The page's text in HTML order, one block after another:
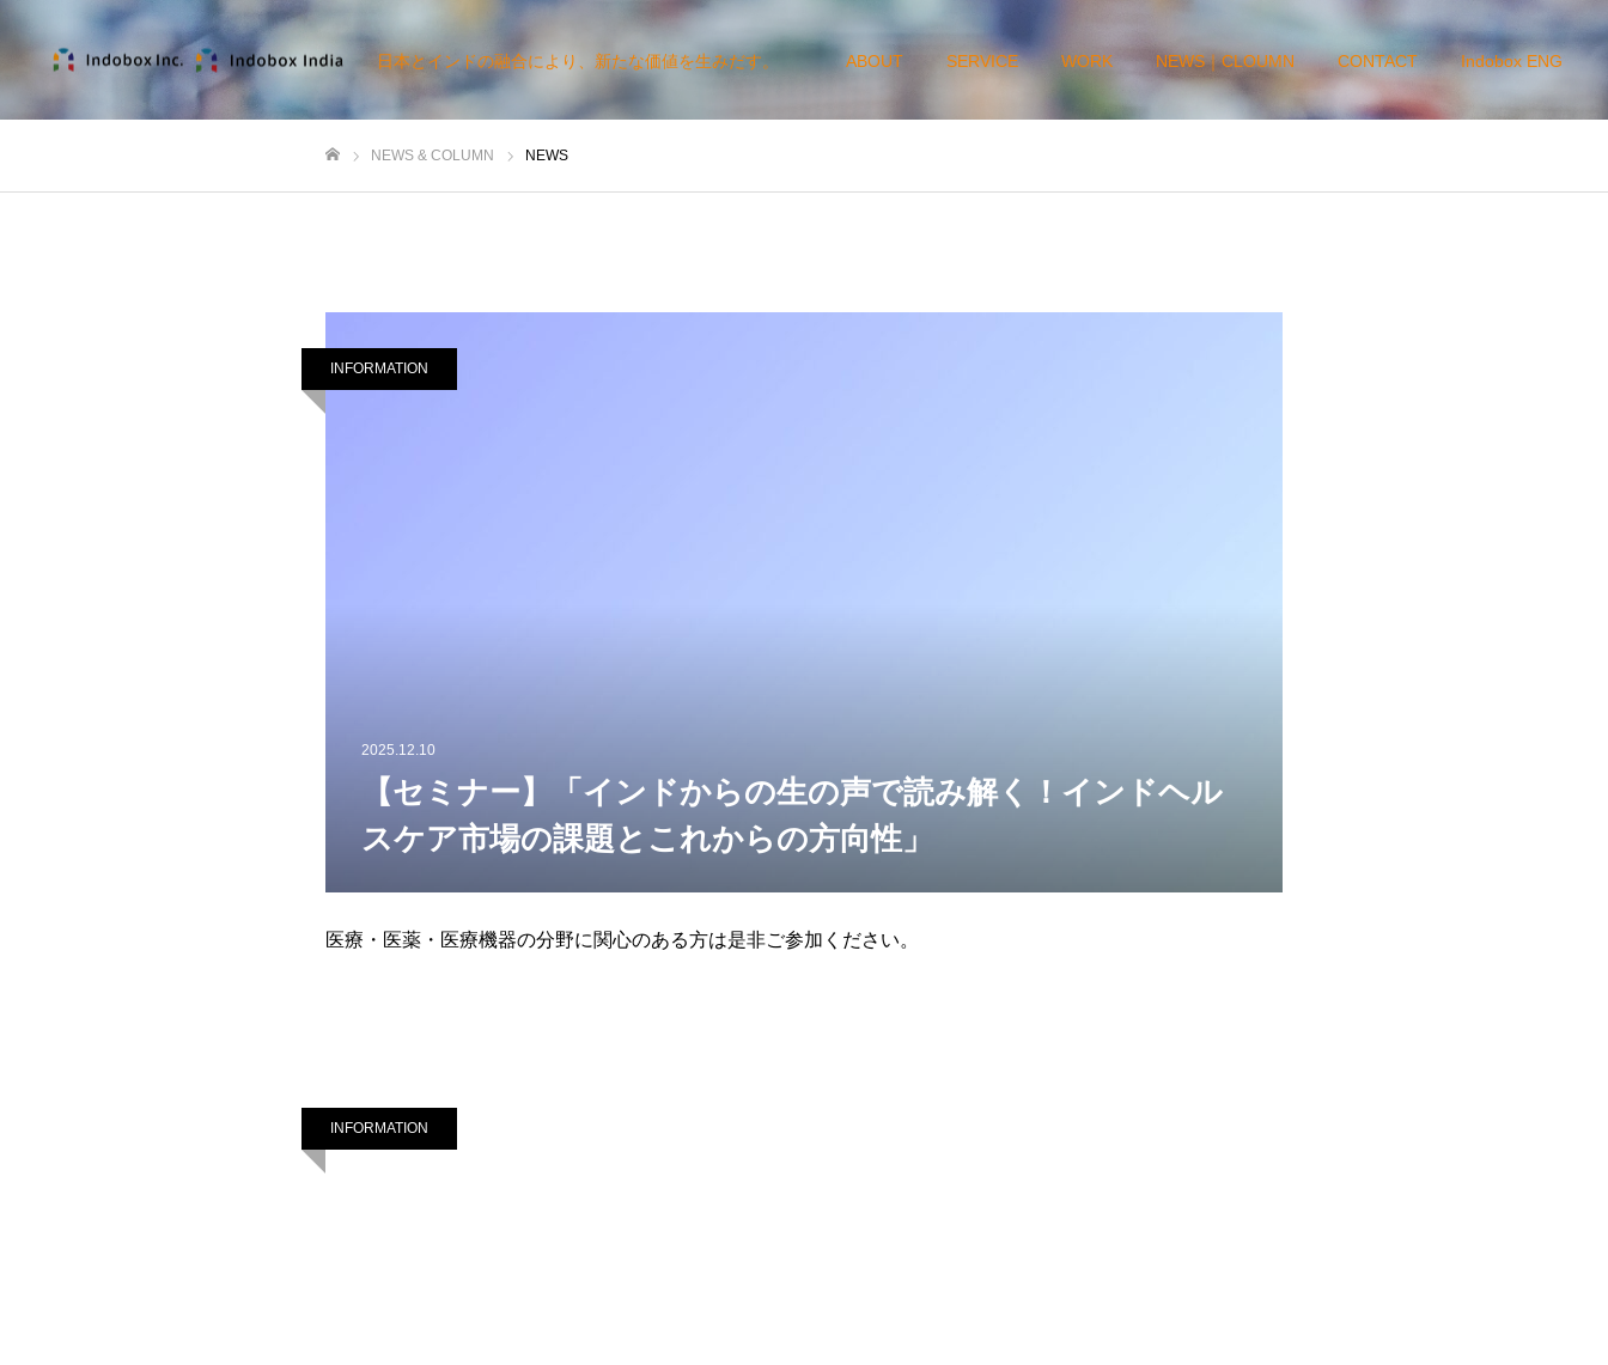
日本とインドの融合により、新たな価値を生みだす。 ABOUT SERVICE WORK NEWS｜CLOUMN CONTACT Indobox ENG
NEWS & COLUMN NEWS
INFORMATION
2025.12.10
【セミナー】「インドからの生の声で読み解く！インドヘル
スケア市場の課題とこれからの方向性」
医療・医薬・医療機器の分野に関心のある方は是非ご参加ください。
INFORMATION